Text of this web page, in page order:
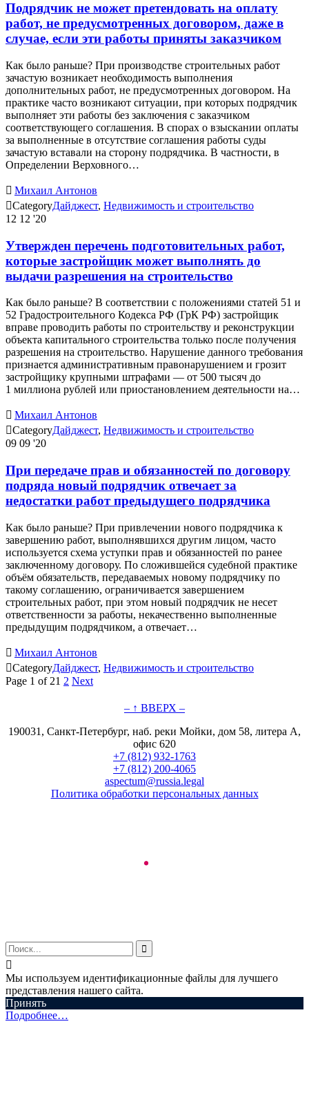
Подрядчик не может претендовать на оплату
работ, не предусмотренных договором, даже в
случае, если эти работы приняты заказчиком
Как было раньше? При производстве строительных работ
зачастую возникает необходимость выполнения
дополнительных работ, не предусмотренных договором. На
практике часто возникают ситуации, при которых подрядчик
выполняет эти работы без заключения с заказчиком
соответствующего соглашения. В спорах о взыскании оплаты
за выполненные в отсутствие соглашения работы суды
зачастую вставали на сторону подрядчика. В частности, в
Определении Верховного…
 Михаил Антонов
CategoryДайджест, Недвижимость и строительство
12 12 '20
Утвержден перечень подготовительных работ,
которые застройщик может выполнять до
выдачи разрешения на строительство
Как было раньше? В соответствии с положениями статей 51 и
52 Градостроительного Кодекса РФ (ГрК РФ) застройщик
вправе проводить работы по строительству и реконструкции
объекта капитального строительства только после получения
разрешения на строительство. Нарушение данного требования
признается административным правонарушением и грозит
застройщику крупными штрафами — от 500 тысяч до
1 миллиона рублей или приостановлением деятельности на…
 Михаил Антонов
CategoryДайджест, Недвижимость и строительство
09 09 '20
При передаче прав и обязанностей по договору
подряда новый подрядчик отвечает за
недостатки работ предыдущего подрядчика
Как было раньше? При привлечении нового подрядчика к
завершению работ, выполнявшихся другим лицом, часто
используется схема уступки прав и обязанностей по ранее
заключенному договору. По сложившейся судебной практике
объём обязательств, передаваемых новому подрядчику по
такому соглашению, ограничивается завершением
строительных работ, при этом новый подрядчик не несет
ответственности за работы, некачественно выполненные
предыдущим подрядчиком, а отвечает…
 Михаил Антонов
CategoryДайджест, Недвижимость и строительство
Page 1 of 21 2 Next
– ↑ ВВЕРХ –
190031, Санкт-Петербург, наб. реки Мойки, дом 58, литера А,
офис 620
+7 (812) 932-1763
+7 (812) 200-4065
aspectum@russia.legal
Политика обработки персональных данных


Мы используем идентификационные файлы для лучшего
представления нашего сайта.
Принять
Подробнее…